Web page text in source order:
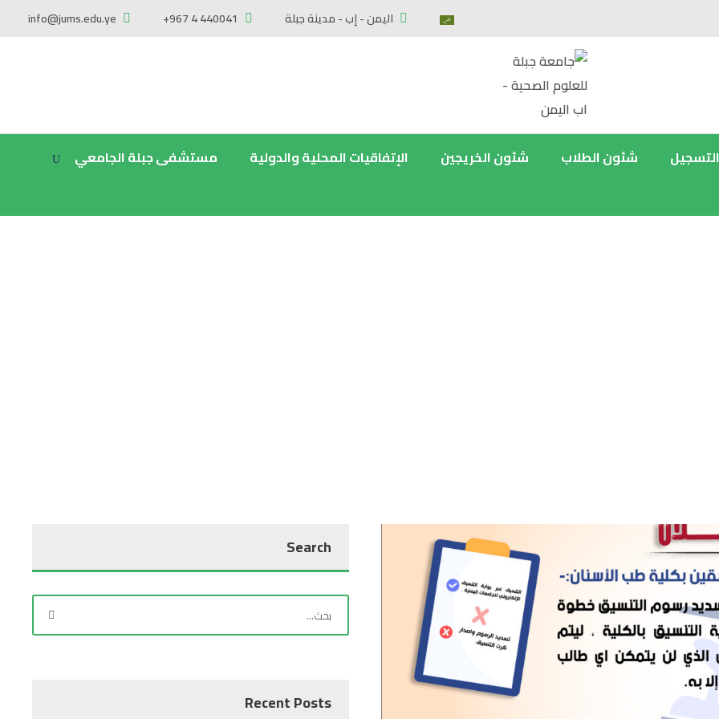
اليمن - إب - مدينة جبلة info@jums.edu.ye +967 4 440041
شئون الطلاب شئون الخريجين الإتفاقيات المحلية والدولية مستشفى جبلة الجامعي
Search
Recent Posts